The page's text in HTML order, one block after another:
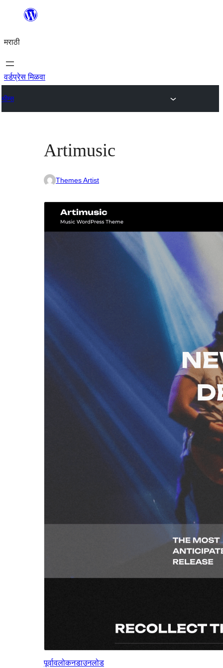
सामुग्रीवर
मराठी
वर्डप्रेस मिळवा
थीम्स
Artimusic
Themes Artist
पूर्वावलोकनडाउनलोड